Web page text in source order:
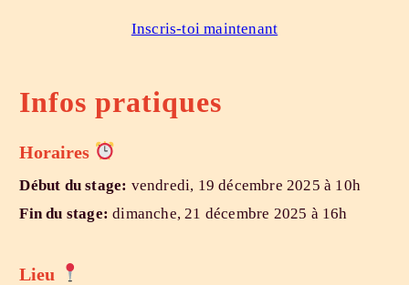
Inscris-toi maintenant
Infos pratiques
Horaires
Début du stage: vendredi, 19 décembre 2025 à 10h
Fin du stage: dimanche, 21 décembre 2025 à 16h
Lieu